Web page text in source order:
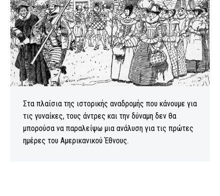
Στα πλαίσια της ιστορικής αναδρομής που κάνουμε για
τις γυναίκες, τους άντρες και την δύναμη δεν θα
μπορούσα να παραλείψω μια ανάλυση για τις πρώτες
ημέρες του Αμερικανικού Έθνους.